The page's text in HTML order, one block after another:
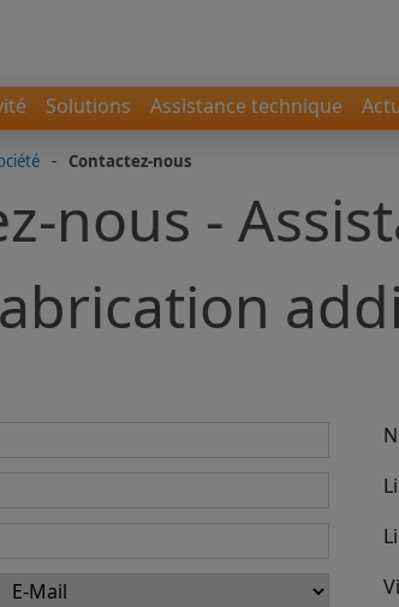
Solutions Assistance technique
- Contactez-nous
nous -